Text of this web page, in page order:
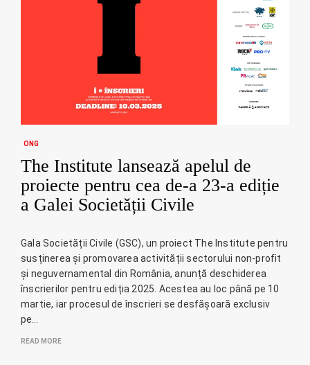
ONG
The Institute lansează apelul de
proiecte pentru cea de-a 23-a ediție
a Galei Societății Civile
Gala Societății Civile (GSC), un proiect The Institute pentru
susținerea și promovarea activității sectorului non-profit
și neguvernamental din România, anunță deschiderea
înscrierilor pentru ediția 2025. Acestea au loc până pe 10
martie, iar procesul de înscrieri se desfășoară exclusiv
pe…
READ MORE